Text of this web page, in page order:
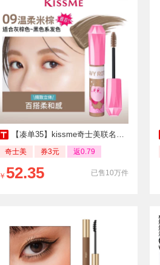
【凑单35】kissme奇士美联名染眉膏8g
奇士美 券3元 返0.79
已售10万件
￥ 52.35